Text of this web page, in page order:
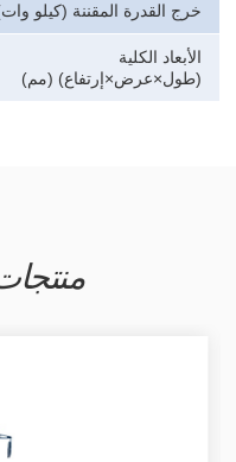
خرج القدرة المقننة (كيلو
الأبعاد الكلية
(طول×عرض×إرتفاع) (مم)